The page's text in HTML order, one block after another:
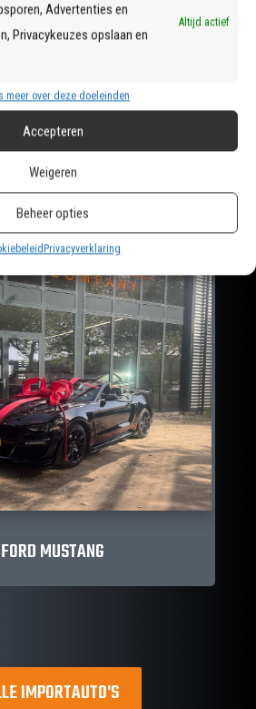
Advertenties en
Privacykeuzes opslaan en
Altijd actief
meer over deze doeleinden
Accepteren
Weigeren
Beheer opties
Privacyverklaring
D3S TOURING
FORD MUSTANG
IMPORTAUTO'S